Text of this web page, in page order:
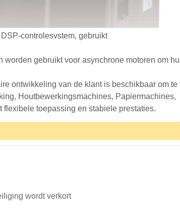
controlesvstem, gebruikt
gebruikt voor asynchrone motoren om
ontwikkeling van de klant is beschikbaar om te
Houtbewerkingsmachines, Papiermachines,
flexibele toepassing en stabiele prestaties.
wordt verkort